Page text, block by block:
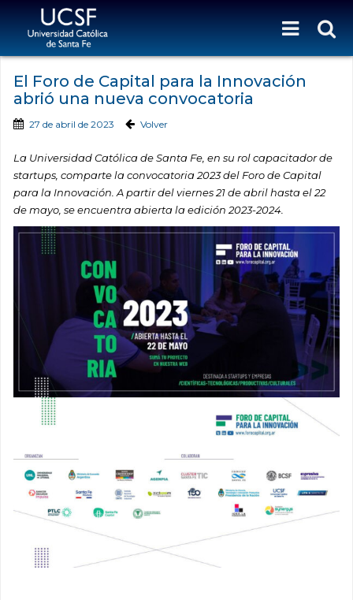
El Foro de Capital para la Innovación
abrió una nueva convocatoria
27 de abril de 2023 Volver
La Universidad Católica de Santa Fe, en su rol capacitador de
startups, comparte la convocatoria 2023 del Foro de Capital
para la Innovación. A partir del viernes 21 de abril hasta el 22
de mayo, se encuentra abierta la edición 2023-2024.